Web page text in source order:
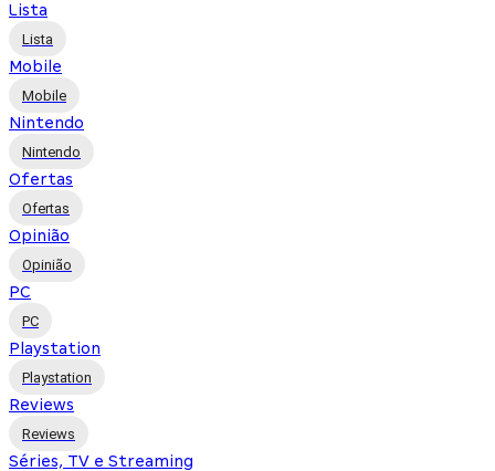
Lista
Lista
Mobile
Mobile
Nintendo
Nintendo
Ofertas
Ofertas
Opinião
Opinião
PC
PC
Playstation
Playstation
Reviews
Reviews
Séries, TV e Streaming